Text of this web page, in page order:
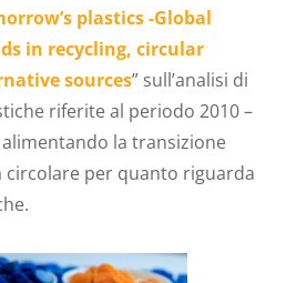
plastics -Global
in recycling, circular
sources” sull’analisi di
riferite al periodo 2010 –
la transizione
circolare per quanto riguarda